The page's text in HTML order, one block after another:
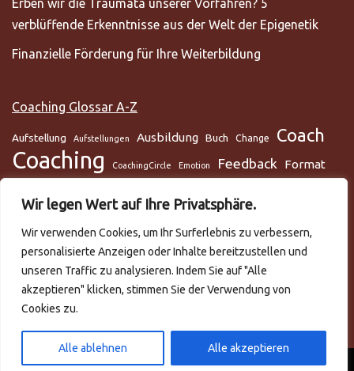
Wir legen Wert auf Ihre Privatsphäre.
Wir verwenden Cookies, um Ihr Surferlebnis zu verbessern,
personalisierte Anzeigen oder Inhalte bereitzustellen und
unseren Traffic zu analysieren. Indem Sie auf "Alle
akzeptieren" klicken, stimmen Sie der Verwendung von
Cookies zu.
Alle ablehnen Alle akzeptieren
Erben wir die Traumata unserer Vorfahren? 5
verblüffende Erkenntnisse aus der Welt der Epigenetik
Finanzielle Förderung für Ihre Weiterbildung
Coaching Glossar A-Z
Aufstellung Aufstellungen Ausbildung Buch Change Coach
Coaching CoachingCircle Emotion Feedback Format
Glaubenssysteme Loslassen Lunge Lösungsorientiert Meditation
Mental mentale Gesundheit Mentaltraining Metamodell
NLP Practitioner Rapport Selbstmanagement
Somatic Release Stress Systemisch
systemische Aufstellungen
Trauer Trauma VAKOG Verhalten Video Zeitmanagement Ziele
Neve| Präsentiert vonWordPress